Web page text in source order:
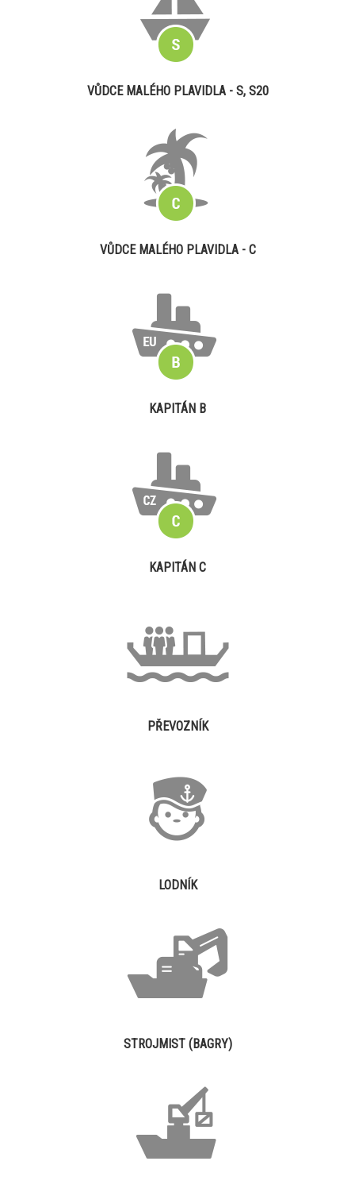
VŮDCE MALÉHO PLAVIDLA - S, S20
VŮDCE MALÉHO PLAVIDLA - C
KAPITÁN B
KAPITÁN C
PŘEVOZNÍK
LODNÍK
STROJMIST (BAGRY)